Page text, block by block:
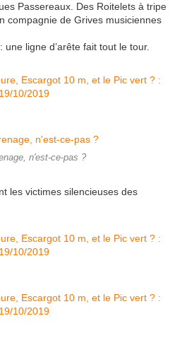
Passereaux. Des Roitelets à tripe
compagnie de Grives musiciennes
ligne d’arête fait tout le tour.
n'est-ce-pas ?
les victimes silencieuses des